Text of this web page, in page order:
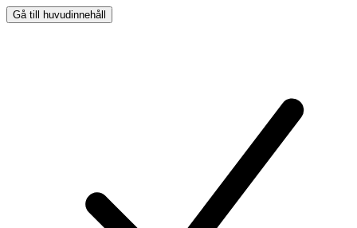
Gå till huvudinnehåll